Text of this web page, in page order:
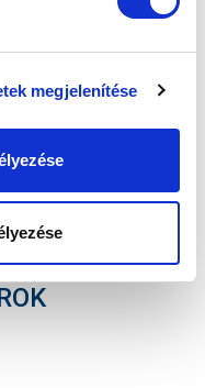
megjelenítése
tájékoztatót